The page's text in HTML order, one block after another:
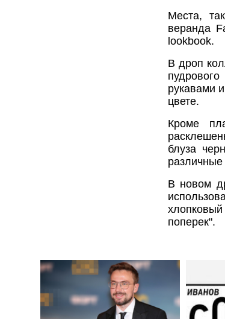
Места,
веранда
lookbook.
В дроп
рукавами
цвете.
Кроме
блуза
В новом
поперек".